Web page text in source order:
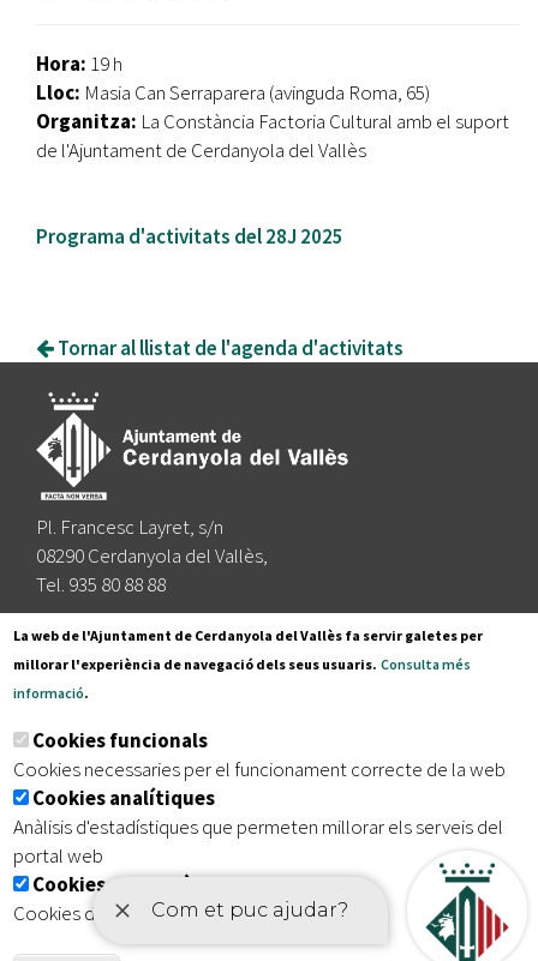
Hora: 19 h
Lloc: Masia Can Serraparera (avinguda Roma, 65)
Organitza: La Constància Factoria Cultural amb el suport
de l'Ajuntament de Cerdanyola del Vallès
Programa d'activitats del 28J 2025
Tornar al llistat de l'agenda d'activitats
Pl. Francesc Layret, s/n
08290 Cerdanyola del Vallès,
Tel. 935 80 88 88
Segueix-nos a:
Subscriu-te al nostre butlletí
Inici | Avís legal | Protecció de dades
| Accessibilitat
La web de l'Ajuntament de Cerdanyola del Vallès fa servir galetes per
millorar l'experiència de navegació dels seus usuaris. Consulta més
informació.
Cookies funcionals
Cookies necessaries per el funcionament correcte de la web
Cookies analítiques
Anàlisis d'estadístiques que permeten millorar els serveis del
portal web
Cookies publicitàries
Cookies de tercers amb finalitat publicitària